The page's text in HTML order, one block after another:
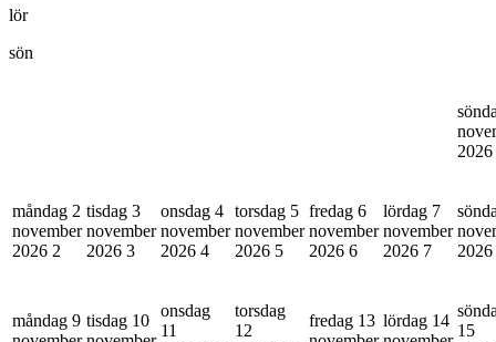
lör
sön
2026
måndag 2
november
2026 2
tisdag 3
november
2026 3
onsdag 4
november
2026 4
torsdag 5
november
2026 5
fredag 6
november
2026 6
lördag 7
november
2026 7
2026
måndag 9 tisdag 10
onsdag
11
torsdag
12
fredag 13 lördag 14
15